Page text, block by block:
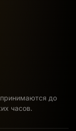
до
часов.